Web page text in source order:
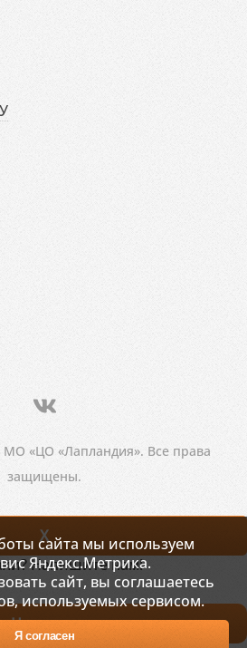
«ЦО «Лапландия». Все права
защищены.
сайта мы используем
Яндекс.Метрика.
сайт, вы соглашаетесь
используемых сервисом.
Я согласен
X
Напишите нам!
Написать